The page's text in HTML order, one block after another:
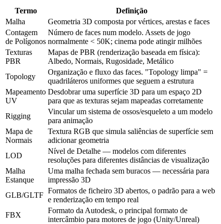
Termo
Definição
Malha
Geometria 3D composta por vértices, arestas e faces
Contagem
de Polígonos
Número de faces num modelo. Assets de jogo
normalmente < 50K; cinema pode atingir milhões
Texturas
PBR
Mapas de PBR (renderização baseada em física):
Albedo, Normais, Rugosidade, Metálico
Topology
Organização e fluxo das faces. "Topology limpa" =
quadriláteros uniformes que seguem a estrutura
Mapeamento
UV
Desdobrar uma superfície 3D para um espaço 2D
para que as texturas sejam mapeadas corretamente
Rigging
Vincular um sistema de ossos/esqueleto a um modelo
para animação
Mapa de
Normais
Textura RGB que simula saliências de superfície sem
adicionar geometria
LOD
Nível de Detalhe — modelos com diferentes
resoluções para diferentes distâncias de visualização
Malha
Estanque
Uma malha fechada sem buracos — necessária para
impressão 3D
GLB/GLTF
Formatos de ficheiro 3D abertos, o padrão para a web
e renderização em tempo real
FBX
Formato da Autodesk, o principal formato de
intercâmbio para motores de jogo (Unity/Unreal)